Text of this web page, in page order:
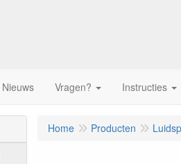
Nieuws Vragen? Instructies
Home Producten